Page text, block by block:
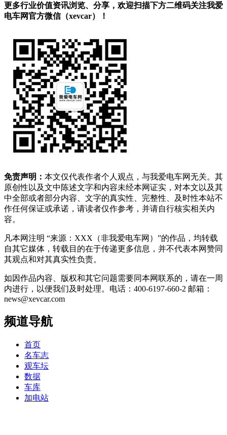
更多行业价值资讯浏览、分享，欢迎扫描下方二维码关注我爱
电车网官方微信（xevcar）！
免责声明： 本文仅代表作者个人观点，与我爱电车网无关。其
原创性以及文中陈述文字和内容未经本网证实，对本文以及其
中全部或者部分内容、文字的真实性、完整性、及时性本站不
作任何保证或承诺，请读者仅作参考，并请自行核实相关内
容。
凡本网注明 “来源：XXX（非我爱电车网）”的作品，均转载
自其它媒体，转载目的在于传递更多信息，并不代表本网赞同
其观点和对其真实性负责。
如因作品内容、版权和其它问题需要同本网联系的，请在一周
内进行，以便我们及时处理。电话：400-6197-660-2 邮箱：
news@xevcar.com
频道导航
首页
名车志
观车坛
数据
车库
加电站